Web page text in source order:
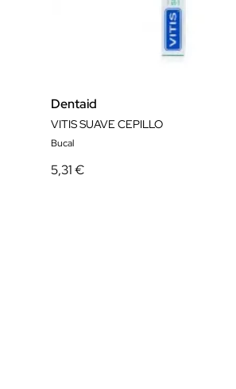
Dentaid
VITIS SUAVE CEPILLO
Bucal
5,31 €